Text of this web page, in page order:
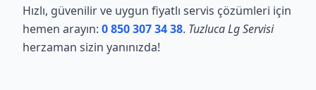
Hızlı, güvenilir ve uygun fiyatlı servis çözümleri için
hemen arayın: 0 850 307 34 38. Tuzluca Lg Servisi
herzaman sizin yanınızda!